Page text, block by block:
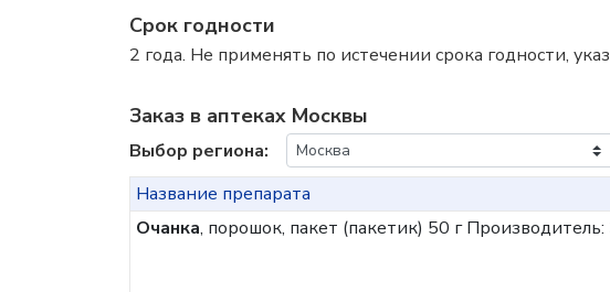
Срок годности
2 года. Не применять по истечении срока годности,
Заказ в аптеках Москвы
Выбор региона:
Название препарата
Очанка, порошок, пакет (пакетик) 50 гПроизводитель: